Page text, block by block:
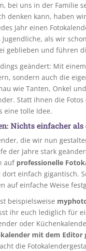
bei uns in der Familie
denken kann, haben
Jahr einen
als wir
geblieben und führen
geändert: Mit
sondern auch die
wie Tanten, Onkel
Statt ihnen die
eine tolle Idee.
Nichts einfacher als
die wir nun
der Jahre stark
auf professionelle
einfach gigantisch.
auf einfache Weise
beispielsweise
ihr euch lediglich für
oder
mit dem Editor
die